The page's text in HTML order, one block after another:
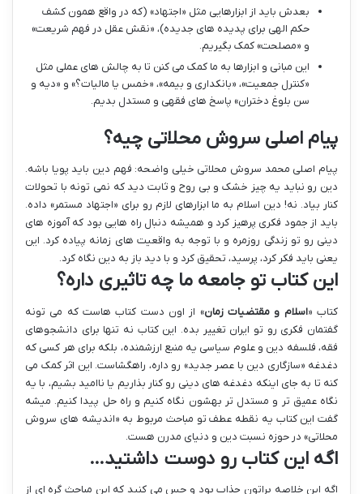
بعدش باید از ابزارهایی مثل «اجتهاد» (که در واقع همون کشف
حکم الهی برای پدیده های جدیده)، «نقش عقل در فهم شریعت»
و «مصلحت» کمک بگیریم.
این مبانی و ابزارها به ما کمک می کنن تا به چالش های عملی مثل
«کنترل جمعیت»، «بانکداری و بیمه»، «خمس یا مالیات؟» و «دیه و
سن بلوغ دختران» پاسخ های فقهی و مستدل بدیم.
پیام اصلی سروش محلاتی چیه؟
پیام اصلی محمد سروش محلاتی خیلی واضحه: فهم دین باید پویا باشه.
دین رو نباید یه چیز خشک و بی روح و ثابت دید که نمی تونه با تحولات
کنار بیاد. نه! دین اسلام به ما ابزارهای لازم رو برای «اجتهاد مستمر» داده.
باید از جمود فکری پرهیز کرد و همیشه دنبال راه هایی بود که آموزه های
دینی رو تو زندگی روزمره و با توجه به واقعیت های زمانه پیاده کرد. این
یعنی باید فکر کرد، پرسید، تحقیق کرد و با دید باز به دین نگاه کرد.
این کتاب تو جامعه ما چه تاثیری داره؟
کتاب «اسلام و مقتضیات زمان» از اون دست کتاب هاست که می تونه
گفتمان فکری رو تو ایران تغییر بده. این کتاب نه تنها برای دانشجوهای
فقه، فلسفه دین و علوم سیاسی یه منبع ارزشمنده، بلکه برای هر کسی که
دغدغه «سازگاری دین با عصر جدید» رو داره، راهگشاست. این اثر کمک می
کنه تا به جای اینکه دغدغه های دینی رو کنار بذاریم یا ناامید بشیم، با یه
نگاه عمیق تر و مستدل تر بهشون نگاه کنیم و راه حل پیدا کنیم. میشه
گفت این کتاب یه نقطه عطف تو مباحث مربوط به «اندیشه های سروش
محلاتی» در حوزه نسبت دین و دنیای مدرن هست.
اگه این کتاب رو دوست داشتید…
اگه این خلاصه براتون جذاب بود و حس می کنید که این مباحث گره ای از